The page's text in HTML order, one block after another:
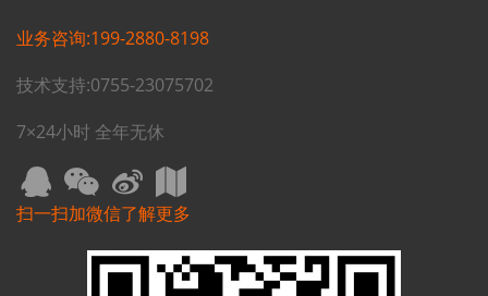
业务咨询:199-2880-8198
技术支持:0755-23075702
7×24小时 全年无休
扫一扫加微信了解更多